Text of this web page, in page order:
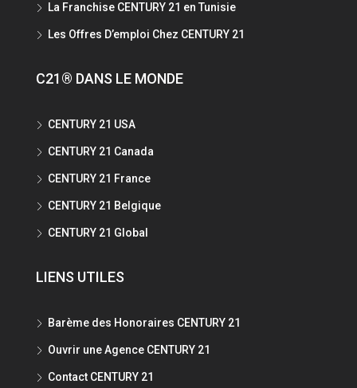
La Franchise CENTURY 21 en Tunisie
Les Offres D’emploi Chez CENTURY 21
C21® DANS LE MONDE
CENTURY 21 USA
CENTURY 21 Canada
CENTURY 21 France
CENTURY 21 Belgique
CENTURY 21 Global
LIENS UTILES
Barème des Honoraires CENTURY 21
Ouvrir une Agence CENTURY 21
Contact CENTURY 21